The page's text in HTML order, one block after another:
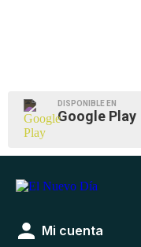
DISPONIBLE EN
Google Play
Mi cuenta